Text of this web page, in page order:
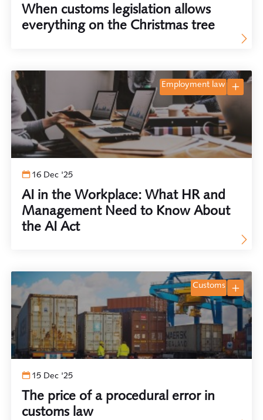
When customs legislation allows
everything on the Christmas tree
16 Dec '25
AI in the Workplace: What HR and
Management Need to Know About
the AI Act
employment law
15 Dec '25
The price of a procedural error in
customs law
customs